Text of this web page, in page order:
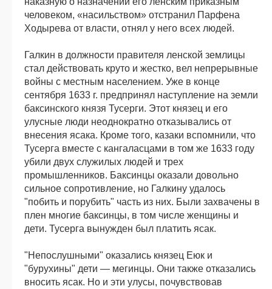
человеком, «насильством» отстранил Парфена
Ходырева от власти, отнял у него всех людей.
Галкин в должности правителя ленской землицы
стал действовать круто и жестко, вел непрерывные
войны с местным населением. Уже в конце
сентября 1633 г. предпринял наступление на земли
баксинского князя Тусерги. Этот князец и его
улусные люди неоднократно отказывались от
внесения ясака. Кроме того, казаки вспомнили, что
Тусерга вместе с кангаласцами в том же 1633 году
убили двух служилых людей и трех
промышленников. Баксинцы оказали довольно
сильное сопротивление, но Галкину удалось
"побить и порубить" часть из них. Были захвачены в
плен многие баксинцы, в том числе женщины и
дети. Тусерга вынужден был платить ясак.
"Непослушными" оказались князец Еюк и
"бурухины" дети — мегинцы. Они также отказались
вносить ясак. Но и эти улусы, почувствовав